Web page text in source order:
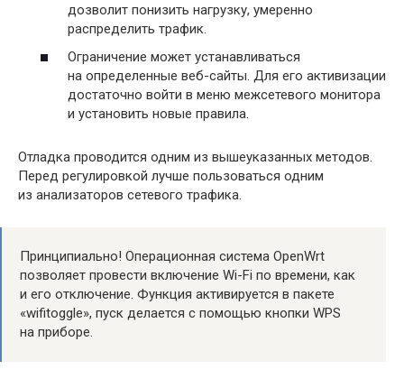
дозволит понизить нагрузку, умеренно
распределить трафик.
Ограничение может устанавливаться
на определенные веб-сайты. Для его активизации
достаточно войти в меню межсетевого монитора
и установить новые правила.
Отладка проводится одним из вышеуказанных методов.
Перед регулировкой лучше пользоваться одним
из анализаторов сетевого трафика.
Принципиально! Операционная система OpenWrt
позволяет провести включение Wi-Fi по времени, как
и его отключение. Функция активируется в пакете
«wifitoggle», пуск делается с помощью кнопки WPS
на приборе.